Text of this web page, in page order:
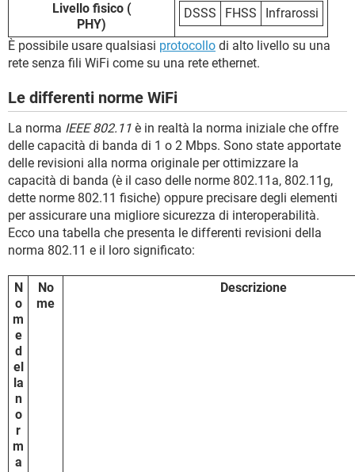
Livello fisico (
PHY)
DSSS FHSS Infrarossi
È possibile usare qualsiasi protocollo di alto livello su una
rete senza fili WiFi come su una rete ethernet.
Le differenti norme WiFi
La norma IEEE 802.11 è in realtà la norma iniziale che offre
delle capacità di banda di 1 o 2 Mbps. Sono state apportate
delle revisioni alla norma originale per ottimizzare la
capacità di banda (è il caso delle norme 802.11a, 802.11g,
dette norme 802.11 fisiche) oppure precisare degli elementi
per assicurare una migliore sicurezza di interoperabilità.
Ecco una tabella che presenta le differenti revisioni della
norma 802.11 e il loro significato:
N
o
m
e
d
el
la
n
o
r
m
a
No
me
Descrizione